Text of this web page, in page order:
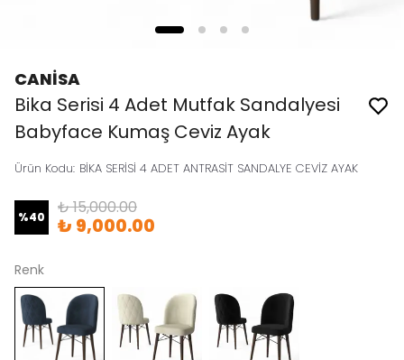
CANİSA
Bika Serisi 4 Adet Mutfak Sandalyesi
Babyface Kumaş Ceviz Ayak
Ürün Kodu: BİKA SERİSİ 4 ADET ANTRASİT SANDALYE CEVİZ AYAK
%40 ₺ 15,000.00
₺ 9,000.00
Renk